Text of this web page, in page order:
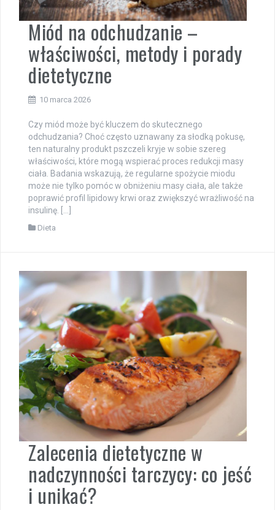
Miód na odchudzanie –
właściwości, metody i porady
dietetyczne
10 marca 2026
Czy miód może być kluczem do skutecznego
odchudzania? Choć często uznawany za słodką pokusę,
ten naturalny produkt pszczeli kryje w sobie szereg
właściwości, które mogą wspierać proces redukcji masy
ciała. Badania wskazują, że regularne spożycie miodu
może nie tylko pomóc w obniżeniu masy ciała, ale także
poprawić profil lipidowy krwi oraz zwiększyć wrażliwość na
insulinę. […]
Dieta
Zalecenia dietetyczne w
nadczynności tarczycy: co jeść
i unikać?